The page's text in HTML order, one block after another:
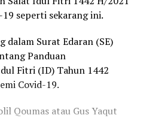
seperti sekarang ini.
Surat Edaran (SE)
Panduan
Fitri (ID) Tahun 1442
Covid-19.
Qoumas atau Gus Yaqut